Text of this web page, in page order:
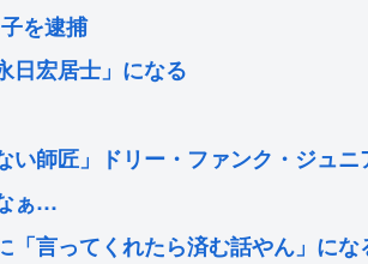
を逮捕
日宏居士」になる
い師匠」ドリー・ファンク・ジュ
ぁ…
言ってくれたら済む話やん」に